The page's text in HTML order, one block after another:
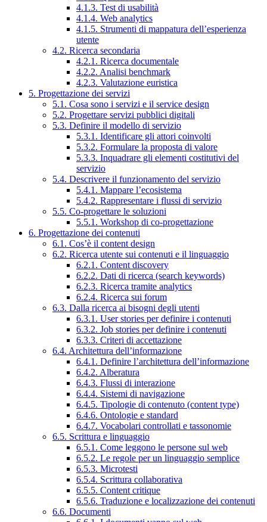
4.1.3. Test di usabilità
4.1.4. Web analytics
4.1.5. Strumenti di mappatura dell’esperienza
utente
4.2. Ricerca secondaria
4.2.1. Ricerca documentale
4.2.2. Analisi benchmark
4.2.3. Valutazione euristica
5. Progettazione dei servizi
5.1. Cosa sono i servizi e il service design
5.2. Progettare servizi pubblici digitali
5.3. Definire il modello di servizio
5.3.1. Identificare gli attori coinvolti
5.3.2. Formulare la proposta di valore
5.3.3. Inquadrare gli elementi costitutivi del
servizio
5.4. Descrivere il funzionamento del servizio
5.4.1. Mappare l’ecosistema
5.4.2. Rappresentare i flussi di servizio
5.5. Co-progettare le soluzioni
5.5.1. Workshop di co-progettazione
6. Progettazione dei contenuti
6.1. Cos’è il content design
6.2. Ricerca utente sui contenuti e il linguaggio
6.2.1. Content discovery
6.2.2. Dati di ricerca (search keywords)
6.2.3. Ricerca tramite analytics
6.2.4. Ricerca sui forum
6.3. Dalla ricerca ai bisogni degli utenti
6.3.1. User stories per definire i contenuti
6.3.2. Job stories per definire i contenuti
6.3.3. Criteri di accettazione
6.4. Architettura dell’informazione
6.4.1. Definire l’architettura dell’informazione
6.4.2. Alberatura
6.4.3. Flussi di interazione
6.4.4. Sistemi di navigazione
6.4.5. Tipologie di contenuto (content type)
6.4.6. Ontologie e standard
6.4.7. Vocabolari controllati e tassonomie
6.5. Scrittura e linguaggio
6.5.1. Come leggono le persone sul web
6.5.2. Le regole per un linguaggio semplice
6.5.3. Microtesti
6.5.4. Scrittura collaborativa
6.5.5. Content critique
6.5.6. Traduzione e localizzazione dei contenuti
6.6. Documenti